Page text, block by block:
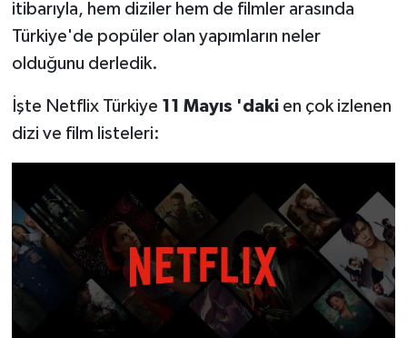
itibarıyla, hem diziler hem de filmler arasında
Türkiye'de popüler olan yapımların neler
olduğunu derledik.
İşte Netflix Türkiye 11 Mayıs 'dakien çok izlenen
dizi ve film listeleri: